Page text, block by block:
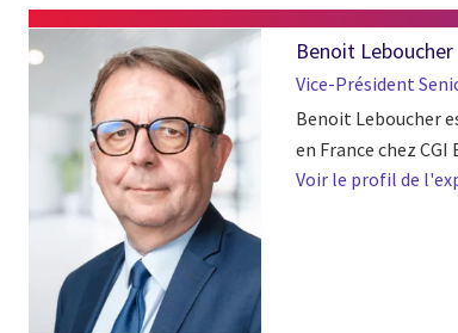
Benoit Leboucher
Vice-Président
Benoit Leboucher
en France chez
Voir le profil de